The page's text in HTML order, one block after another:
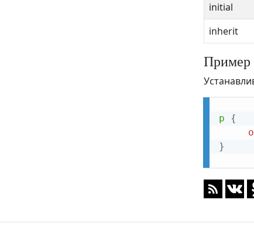
initial
inherit
Пример
p
{
}
text-decoration-style